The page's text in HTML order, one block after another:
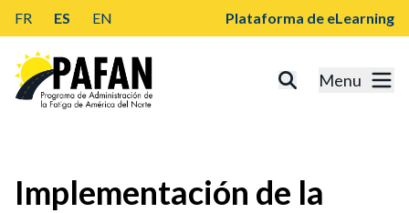
FR ES EN Plataforma de eLearning
Menu
Implementación de la